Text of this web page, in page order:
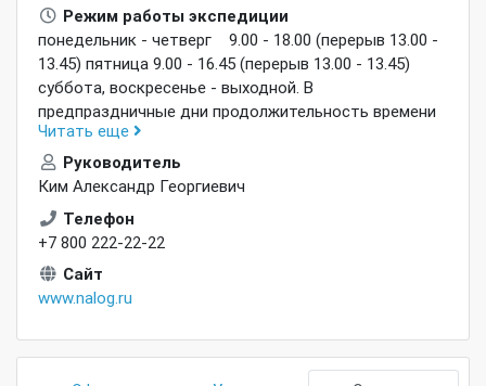
предпраздничные дни продолжительность времени
работы сокращается на 1 час.
Режим работы экспедиции
понедельник - четверг 9.00 - 18.00 (перерыв 13.00 -
13.45) пятница 9.00 - 16.45 (перерыв 13.00 - 13.45)
суббота, воскресенье - выходной. В
предпраздничные дни продолжительность времени
работы сокращается на 1 час.
Читать еще
Руководитель
Ким Александр Георгиевич
Телефон
+7 800 222-22-22
Сайт
www.nalog.ru